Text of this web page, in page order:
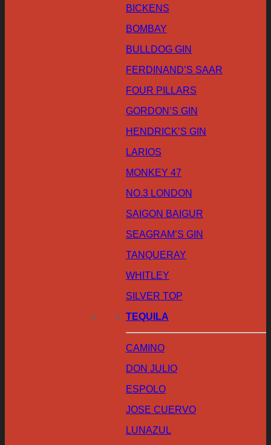
BICKENS
BOMBAY
BULLDOG GIN
FERDINAND’S SAAR
FOUR PILLARS
GORDON’S GIN
HENDRICK’S GIN
LARIOS
MONKEY 47
NO.3 LONDON
SAIGON BAIGUR
SEAGRAM’S GIN
TANQUERAY
WHITLEY
SILVER TOP
TEQUILA
CAMINO
DON JULIO
ESPOLO
JOSE CUERVO
LUNAZUL